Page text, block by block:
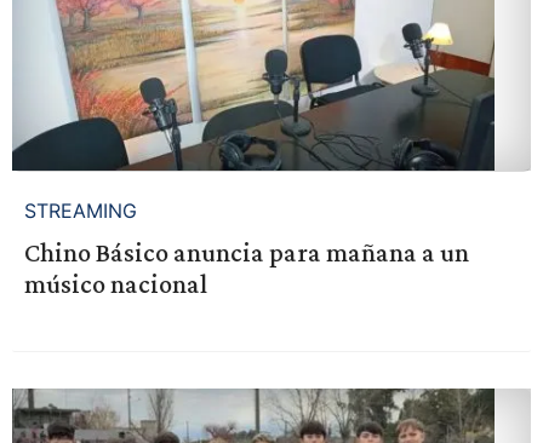
STREAMING
Chino Básico anuncia para mañana a un
músico nacional